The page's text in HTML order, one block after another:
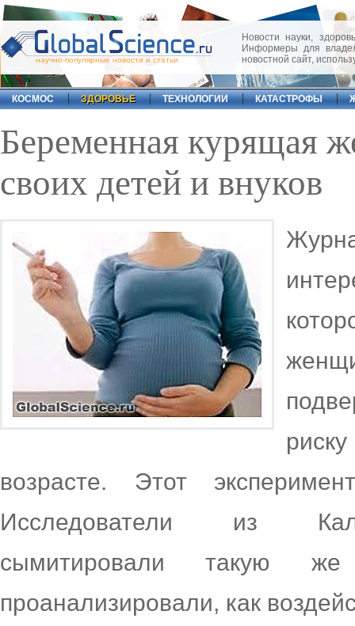
научно-популярные новости и статьи
Новости науки,
Информеры для
новостной сайт,
КОСМОС ЗДОРОВЬЕ ТЕХНОЛОГИИ КАТАСТРОФЫ
Беременная курящая
своих детей и внуков
возрасте. Этот
Исследователи из
сымитировали такую
проанализировали, как